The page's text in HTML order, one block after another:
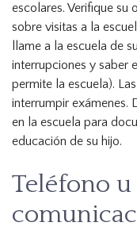
escolares. Verifique su
sobre visitas a la
llame a la escuela de
interrupciones y saber
permite la escuela).
interrumpir exámenes.
en la escuela para
educación de su hijo.
Teléfono